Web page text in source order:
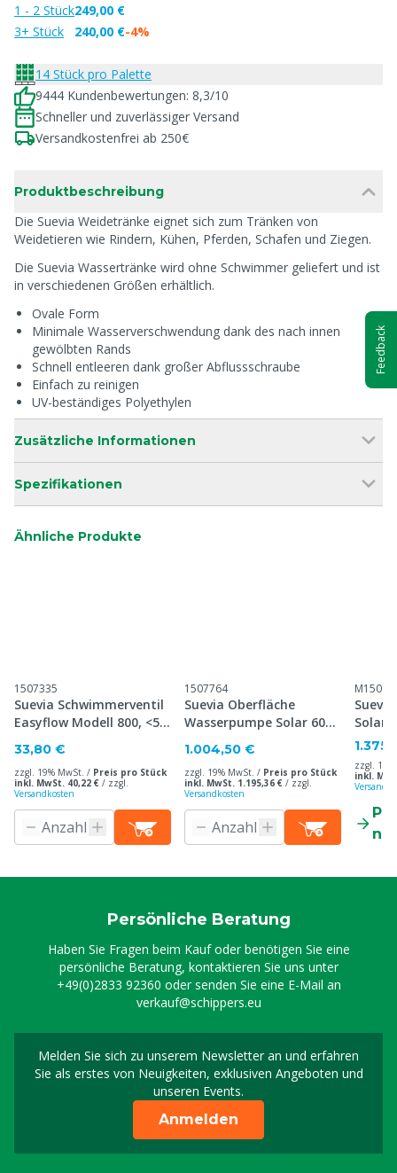
1 - 2 Stück
3+ Stück
249,00 €
240,00 €-4%
14 Stück pro Palette
9444 Kundenbewertungen: 8,3/10
Schneller und zuverlässiger Versand
Versandkostenfrei ab 250€
Produktbeschreibung
Die Suevia Weidetränke eignet sich zum Tränken von
Weidetieren wie Rindern, Kühen, Pferden, Schafen und Ziegen.
Die Suevia Wassertränke wird ohne Schwimmer geliefert und ist
in verschiedenen Größen erhältlich.
Ovale Form
Minimale Wasserverschwendung dank des nach innen
gewölbten Rands
Schnell entleeren dank großer Abflussschraube
Einfach zu reinigen
UV-beständiges Polyethylen
Zusätzliche Informationen
Spezifikationen
Ähnliche Produkte
1507335
Suevia Schwimmerventil
Easyflow Modell 800, <5
33,80 €
zzgl. 19% MwSt. / Preis pro Stück
inkl. MwSt. 40,22 € / zzgl.
Versandkosten
1507764
Suevia Oberfläche
Wasserpumpe Solar 60W
1.004,50 €
zzgl. 19% MwSt. / Preis pro Stück
inkl. MwSt. 1.195,36 € / zzgl.
Versandkosten
Solar
zzgl.
inkl.
Persönliche Beratung
Haben Sie Fragen beim Kauf oder benötigen Sie eine
persönliche Beratung, kontaktieren Sie uns unter
+49(0)2833 92360 oder senden Sie eine E-Mail an
verkauf@schippers.eu
Melden Sie sich zu unserem Newsletter an und erfahren
Sie als erstes von Neuigkeiten, exklusiven Angeboten und
unseren Events.
Melden Sie sich für
Anmelden
Feedback